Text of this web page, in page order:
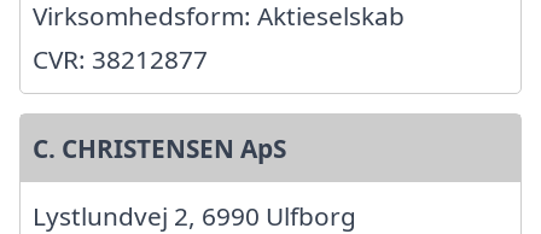
Virksomhedsform: Aktieselskab
CVR: 38212877
C. CHRISTENSEN ApS
Lystlundvej 2, 6990 Ulfborg